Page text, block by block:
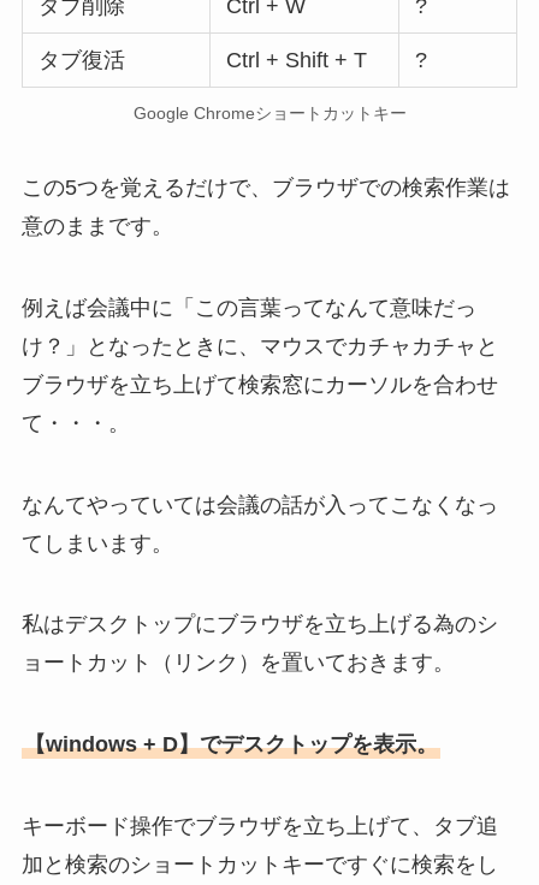
タブ削除 Ctrl + W ?
タブ復活 Ctrl + Shift + T ?
Google Chromeショートカットキー
この5つを覚えるだけで、ブラウザでの検索作業は
意のままです。
例えば会議中に「この言葉ってなんて意味だっ
け？」となったときに、マウスでカチャカチャと
ブラウザを立ち上げて検索窓にカーソルを合わせ
て・・・。
なんてやっていては会議の話が入ってこなくなっ
てしまいます。
私はデスクトップにブラウザを立ち上げる為のシ
ョートカット（リンク）を置いておきます。
【windows + D】でデスクトップを表示。
キーボード操作でブラウザを立ち上げて、タブ追
加と検索のショートカットキーですぐに検索をし